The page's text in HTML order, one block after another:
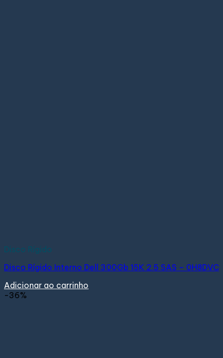
Disco Rígido
Disco Rígido Interno Dell 300Gb 15K 2.5 SAS – 0H8DVC
Adicionar ao carrinho
-36%